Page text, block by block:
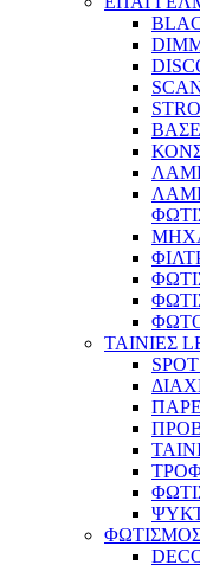
ΤΑΙΝΙΕΣ